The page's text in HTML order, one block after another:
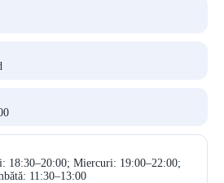
18:30–20:00; Miercuri: 19:00–22:00;
11:30–13:00